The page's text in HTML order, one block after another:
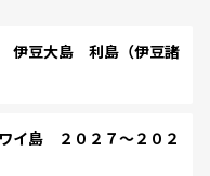
豆大島 利島（伊豆諸
イ島 ２０２７～２０２